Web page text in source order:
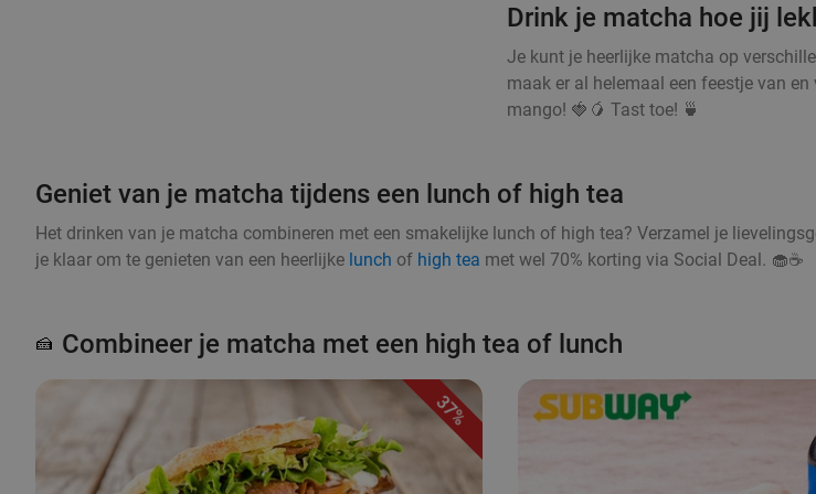
Drink je matcha hoe jij
Je kunt je heerlijke matcha op
maak er al helemaal een feestje van
mango! 🍓🥭 Tast toe! 🍵
Geniet van je matcha tijdens een lunch of high tea
Het drinken van je matcha combineren met een smakelijke lunch of high tea? Verzamel je
je klaar om te genieten van een heerlijke lunch of high tea met wel 70% korting via Social Deal. 🧁☕
🍰 Combineer je matcha met een high tea of lunch
37%